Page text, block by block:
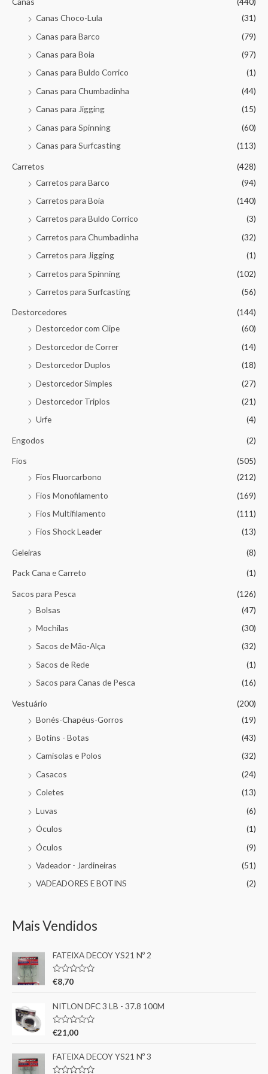
Canas Choco-Lula
(31)
Canas para Barco
(79)
Canas para Boia
(97)
Canas para Buldo Corrico
(1)
Canas para Chumbadinha
(44)
Canas para Jigging
(15)
Canas para Spinning
(60)
Canas para Surfcasting
(113)
Carretos
(428)
Carretos para Barco
(94)
Carretos para Boia
(140)
Carretos para Buldo Corrico
(3)
Carretos para Chumbadinha
(32)
Carretos para Jigging
(1)
Carretos para Spinning
(102)
Carretos para Surfcasting
(56)
Destorcedores
(144)
Destorcedor com Clipe
(60)
Destorcedor de Correr
(14)
Destorcedor Duplos
(18)
Destorcedor Simples
(27)
Destorcedor Triplos
(21)
Urfe
(4)
Engodos (2)
Fios
(505)
Fios Fluorcarbono
(212)
Fios Monofilamento
(169)
Fios Multifilamento
(111)
Fios Shock Leader
(13)
Geleiras (8)
Pack Cana e Carreto (1)
Sacos para Pesca
(126)
Bolsas
(47)
Mochilas
(30)
Sacos de Mão-Alça
(32)
Sacos de Rede
(1)
Sacos para Canas de Pesca
(16)
Vestuário
(200)
Bonés-Chapéus-Gorros
(19)
Botins - Botas
(43)
Camisolas e Polos
(32)
Casacos
(24)
Coletes
(13)
Luvas
(6)
Óculos
(1)
Óculos
(9)
Vadeador - Jardineiras
(51)
VADEADORES E BOTINS
(2)
Mais Vendidos
FATEIXA DECOY YS21 Nº 2
A
l
i
a
ã
d
e
€8,70
NITLON DFC 3 LB - 37.8 100M
A
l
i
a
€21,00
FATEIXA DECOY YS21 Nº 3